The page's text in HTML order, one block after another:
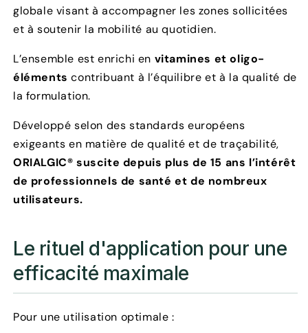
globale visant à accompagner les zones sollicitées
et à soutenir la mobilité au quotidien.
L’ensemble est enrichi en vitamines et oligo-
éléments contribuant à l’équilibre et à la qualité de
la formulation.
Développé selon des standards européens
exigeants en matière de qualité et de traçabilité,
ORIALGIC® suscite depuis plus de 15 ans l’intérêt
de professionnels de santé et de nombreux
utilisateurs.
Le rituel d'application pour une
efficacité maximale
Pour une utilisation optimale :